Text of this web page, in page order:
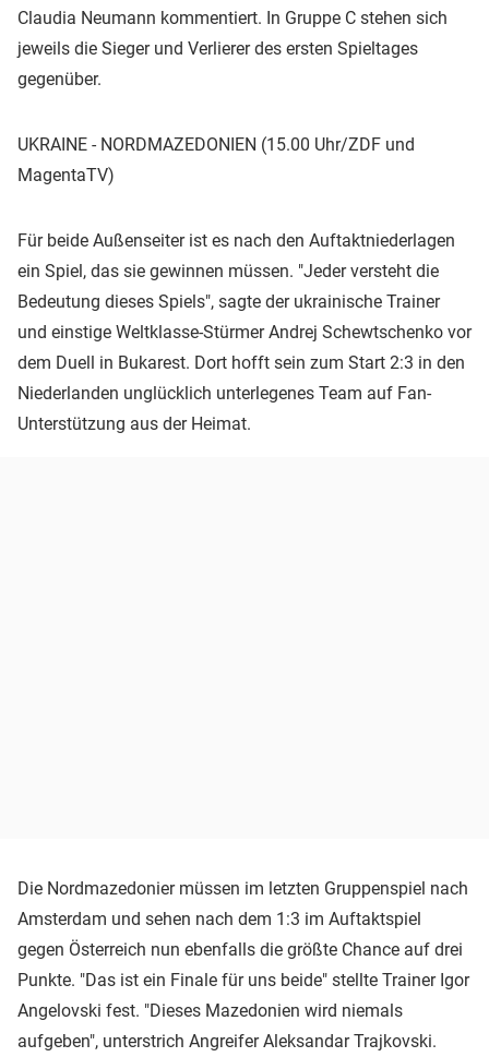
Claudia Neumann kommentiert. In Gruppe C stehen sich
jeweils die Sieger und Verlierer des ersten Spieltages
gegenüber.
UKRAINE - NORDMAZEDONIEN (15.00 Uhr/ZDF und
MagentaTV)
Für beide Außenseiter ist es nach den Auftaktniederlagen
ein Spiel, das sie gewinnen müssen. "Jeder versteht die
Bedeutung dieses Spiels", sagte der ukrainische Trainer
und einstige Weltklasse-Stürmer Andrej Schewtschenko vor
dem Duell in Bukarest. Dort hofft sein zum Start 2:3 in den
Niederlanden unglücklich unterlegenes Team auf Fan-
Unterstützung aus der Heimat.
Die Nordmazedonier müssen im letzten Gruppenspiel nach
Amsterdam und sehen nach dem 1:3 im Auftaktspiel
gegen Österreich nun ebenfalls die größte Chance auf drei
Punkte. "Das ist ein Finale für uns beide" stellte Trainer Igor
Angelovski fest. "Dieses Mazedonien wird niemals
aufgeben", unterstrich Angreifer Aleksandar Trajkovski.